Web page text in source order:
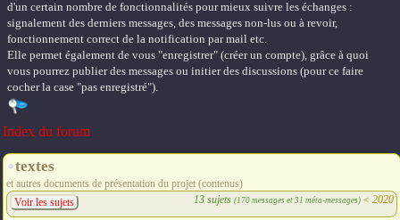
d'un certain nombre de fonctionnalités pour mieux suivre les échanges :
signalement des derniers messages, des messages non-lus ou à revoir,
fonctionnement correct de la notification par mail etc.
Elle permet également de vous "enregistrer" (créer un compte), grâce à quoi
vous pourrez publier des messages ou initier des discussions (pour ce faire
cocher la case "pas enregistré").
Index du forum
textes
et autres documents de présentation du projet (contenus)
13 sujets (170 messages et 31 méta-messages) < 2020
Voir les sujets